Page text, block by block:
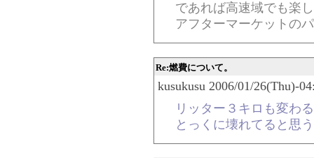
であれば高速域でも楽
アフターマーケットの
Re:燃費について。
kusukusu 2006/01/26(Thu)-
リッター３キロも変わ
とっくに壊れてると思